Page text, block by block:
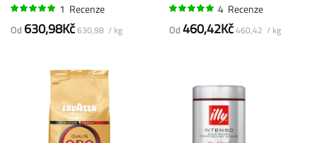
1 Recenze
Od 630,98Kč630,98 / kg
4 Recenze
Od 460,42Kč460,42 / kg